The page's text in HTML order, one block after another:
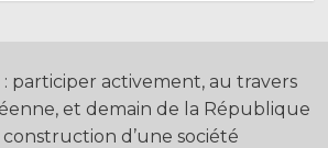
: participer activement, au travers
et demain de la République
d’une société